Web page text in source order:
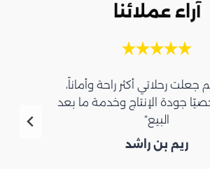
آراء عملائنا
جعلت رحلاتي أكثر راحة وأماناً،
جودة الإنتاج وخدمة ما بعد
البيع”
ريم بن راشد